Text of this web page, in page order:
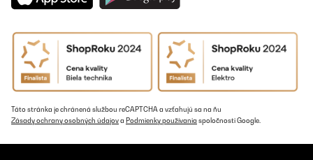
Táto stránka je chránená službou reCAPTCHA a vzťahujú sa na ňu
Zásady ochrany osobných údajova Podmienky používania spoločnosti Google.